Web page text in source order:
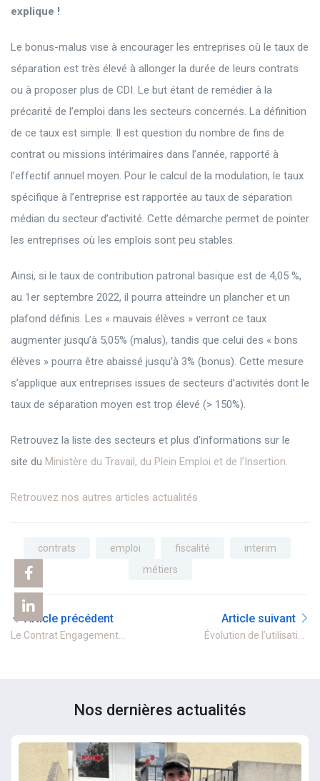
explique !
Le bonus-malus vise à encourager les entreprises où le taux de
séparation est très élevé à allonger la durée de leurs contrats
ou à proposer plus de CDI. Le but étant de remédier à la
précarité de l’emploi dans les secteurs concernés. La définition
de ce taux est simple. Il est question du nombre de fins de
contrat ou missions intérimaires dans l’année, rapporté à
l’effectif annuel moyen. Pour le calcul de la modulation, le taux
spécifique à l’entreprise est rapportée au taux de séparation
médian du secteur d’activité. Cette démarche permet de pointer
les entreprises où les emplois sont peu stables.
Ainsi, si le taux de contribution patronal basique est de 4,05 %,
au 1er septembre 2022, il pourra atteindre un plancher et un
plafond définis. Les « mauvais élèves » verront ce taux
augmenter jusqu’à 5,05% (malus), tandis que celui des « bons
élèves » pourra être abaissé jusqu’à 3% (bonus). Cette mesure
s’applique aux entreprises issues de secteurs d’activités dont le
taux de séparation moyen est trop élevé (> 150%).
Retrouvez la liste des secteurs et plus d’informations sur le
site du Ministère du Travail, du Plein Emploi et de l’Insertion.
Retrouvez nos autres articles actualités
contrats emploi fiscalité
interim
métiers
Article précédent
Le Contrat Engagement
Article suivant
Évolution de l’utilisation
Nos dernières actualités